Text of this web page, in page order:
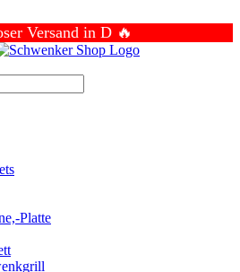
Versand in D 🔥
Platte